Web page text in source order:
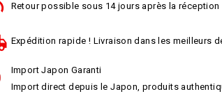
Retour possible sous 14 jours après la
Expédition rapide ! Livraison dans les meilleurs
Import Japon Garanti
Import direct depuis le Japon, produits